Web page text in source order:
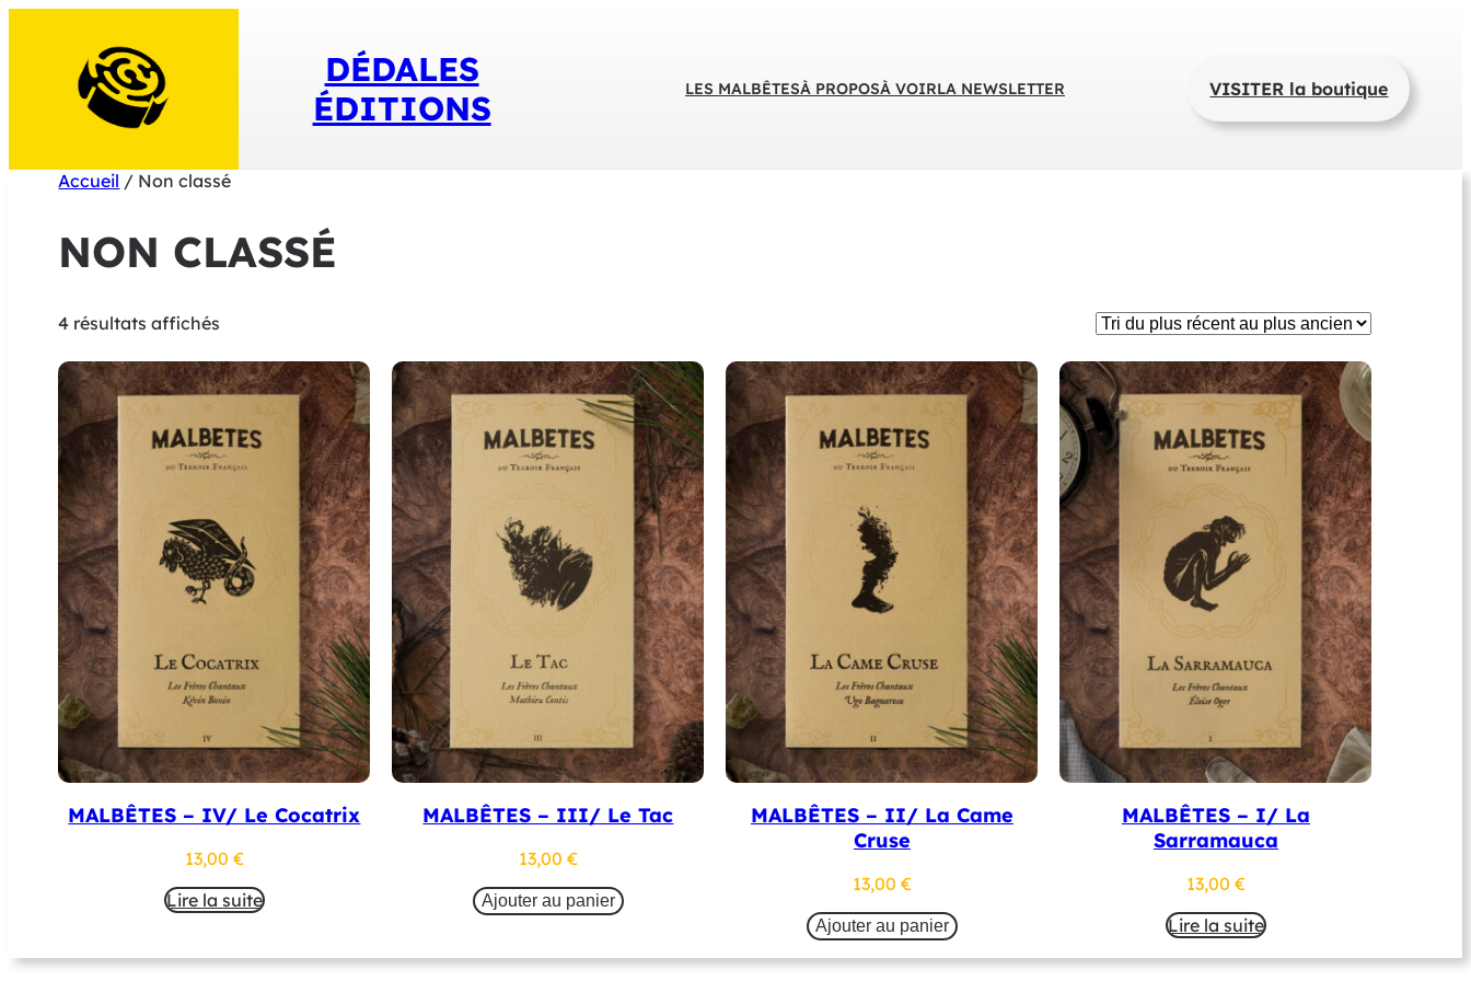
DÉDALES
ÉDITIONS
LES MALBÊTESÀ PROPOSÀ VOIRLA NEWSLETTER VISITER la boutique
Accueil / Non classé
NON CLASSÉ
4 résultats affichés
plus
récent
plus
ancien
MALBÊTES – IV/ Le Cocatrix
13,00 €
Lire la suite
MALBÊTES – III/ Le Tac
13,00 €
Ajouter au panier
MALBÊTES – II/ La Came
Cruse
13,00 €
Ajouter au panier
MALBÊTES – I/ La
Sarramauca
13,00 €
Lire la suite